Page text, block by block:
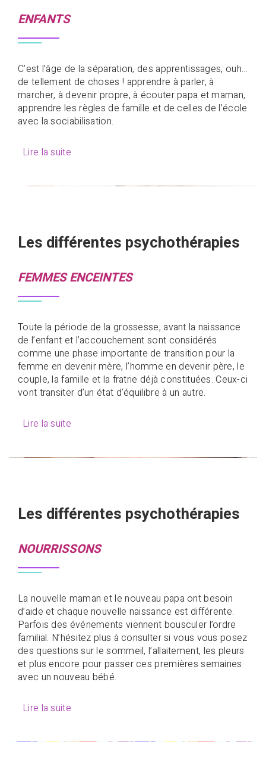
ENFANTS
C’est l’âge de la séparation, des apprentissages, ouh…
de tellement de choses ! apprendre à parler, à
marcher, à devenir propre, à écouter papa et maman,
apprendre les règles de famille et de celles de l’école
avec la sociabilisation.
Lire la suite
Les différentes psychothérapies
FEMMES ENCEINTES
Toute la période de la grossesse, avant la naissance
de l’enfant et l’accouchement sont considérés
comme une phase importante de transition pour la
femme en devenir mère, l’homme en devenir père, le
couple, la famille et la fratrie déjà constituées. Ceux-ci
vont transiter d’un état d’équilibre à un autre.
Lire la suite
Les différentes psychothérapies
NOURRISSONS
La nouvelle maman et le nouveau papa ont besoin
d’aide et chaque nouvelle naissance est différente.
Parfois des événements viennent bousculer l’ordre
familial. N’hésitez plus à consulter si vous vous posez
des questions sur le sommeil, l’allaitement, les pleurs
et plus encore pour passer ces premières semaines
avec un nouveau bébé.
Lire la suite